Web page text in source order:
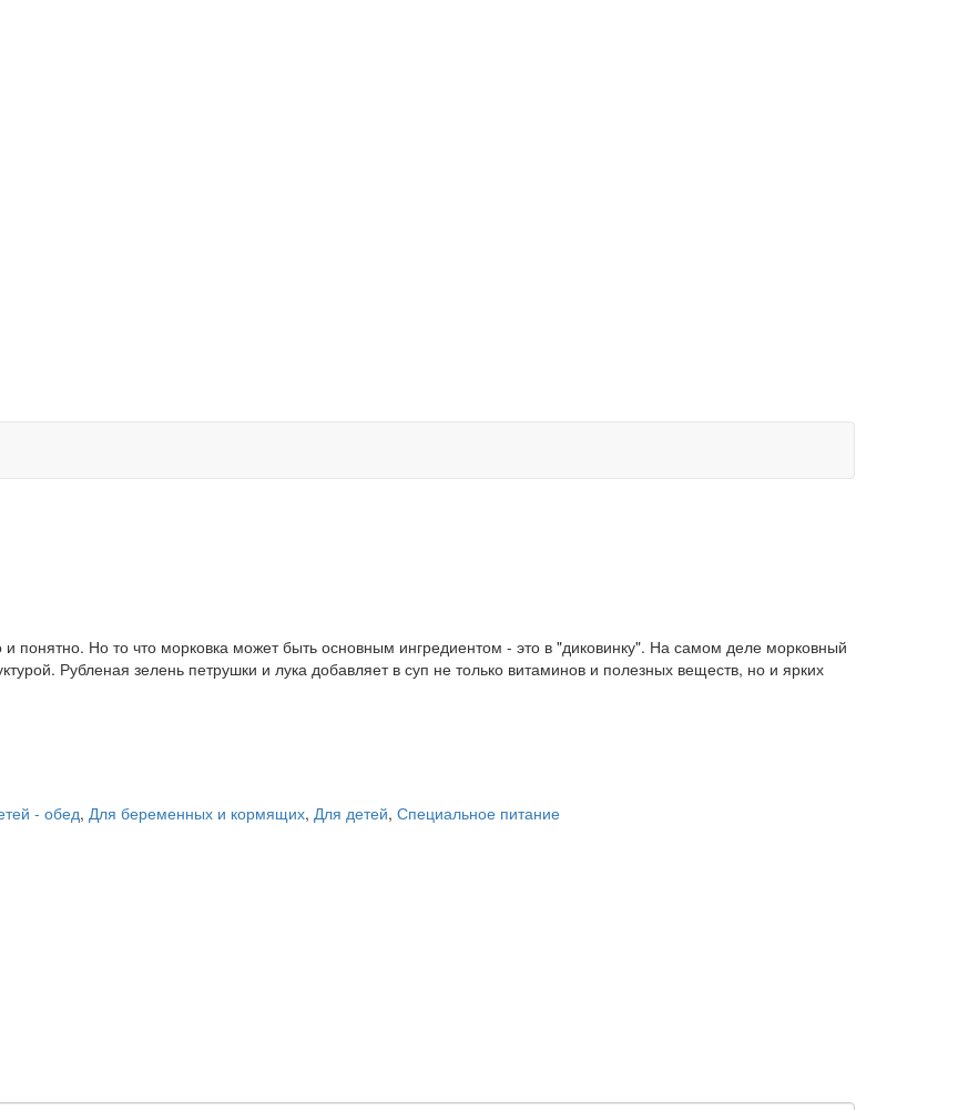
понятно. Но то что морковка может быть основным ингредиентом - это в "диковинку". На самом деле морковный
Рубленая зелень петрушки и лука добавляет в суп не только витаминов и полезных веществ, но и ярких
- обед, Для беременных и кормящих, Для детей, Специальное питание